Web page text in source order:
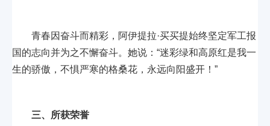
青春因奋斗而精彩，阿伊提拉·买买提始终坚定军工报
国的志向并为之不懈奋斗。她说：“迷彩绿和高原红是我一
生的骄傲，不惧严寒的格桑花，永远向阳盛开！”
三、所获荣誉